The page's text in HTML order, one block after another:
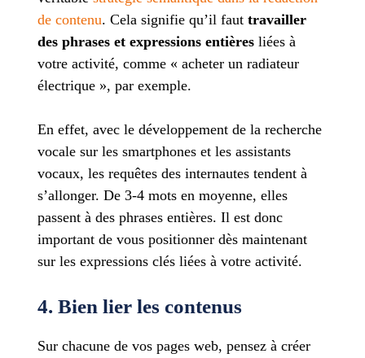
de contenu. Cela signifie qu’il faut travailler
des phrases et expressions entièresliées à
votre activité, comme « acheter un radiateur
électrique », par exemple.
En effet, avec le développement de la recherche
vocale sur les smartphones et les assistants
vocaux, les requêtes des internautes tendent à
s’allonger. De 3-4 mots en moyenne, elles
passent à des phrases entières. Il est donc
important de vous positionner dès maintenant
sur les expressions clés liées à votre activité.
4. Bien lier les contenus
Sur chacune de vos pages web, pensez à créer